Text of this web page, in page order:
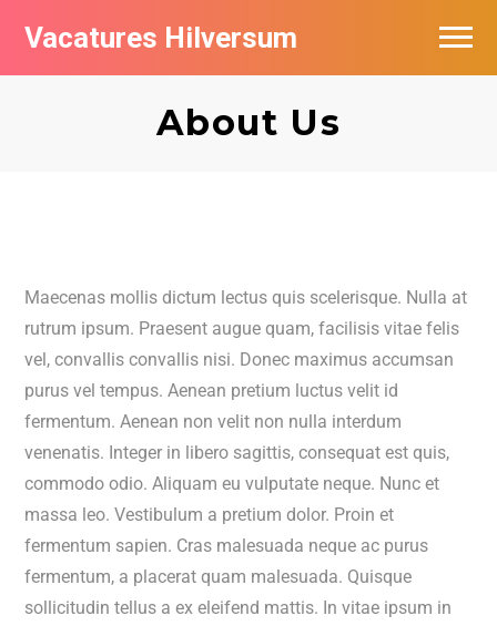
Vacatures Hilversum
About Us
Maecenas mollis dictum lectus quis scelerisque. Nulla at
rutrum ipsum. Praesent augue quam, facilisis vitae felis
vel, convallis convallis nisi. Donec maximus accumsan
purus vel tempus. Aenean pretium luctus velit id
fermentum. Aenean non velit non nulla interdum
venenatis. Integer in libero sagittis, consequat est quis,
commodo odio. Aliquam eu vulputate neque. Nunc et
massa leo. Vestibulum a pretium dolor. Proin et
fermentum sapien. Cras malesuada neque ac purus
fermentum, a placerat quam malesuada. Quisque
sollicitudin tellus a ex eleifend mattis. In vitae ipsum in
Vacatures per bedrijf in Hilversum
De populairste vacatures in Hilversum